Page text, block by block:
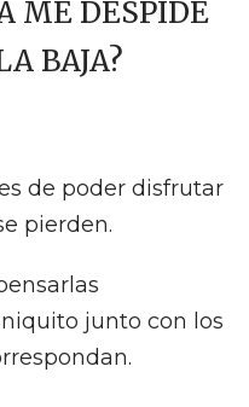
ME DESPIDE
BAJA?
de poder disfrutar
pierden.
junto con los